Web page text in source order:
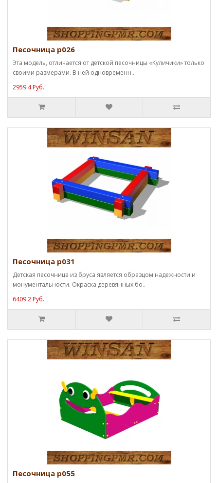
Песочница p026
Эта модель, отличается от детской песочницы «Куличики» только
своими размерами. В ней одновременн..
2959.4 Руб.
Песочница p031
Детская песочница из бруса является образцом надежности и
монументальности. Окраска деревянных бо..
6409.2 Руб.
Песочница p055